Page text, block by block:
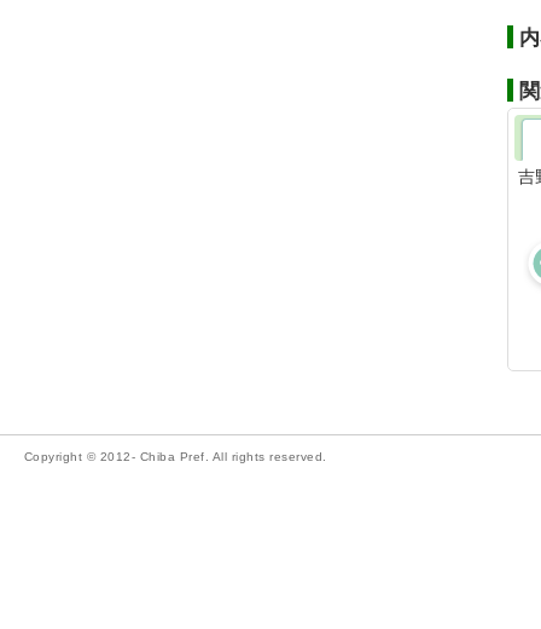
吉
Copyright © 2012- Chiba Pref. All rights reserved.